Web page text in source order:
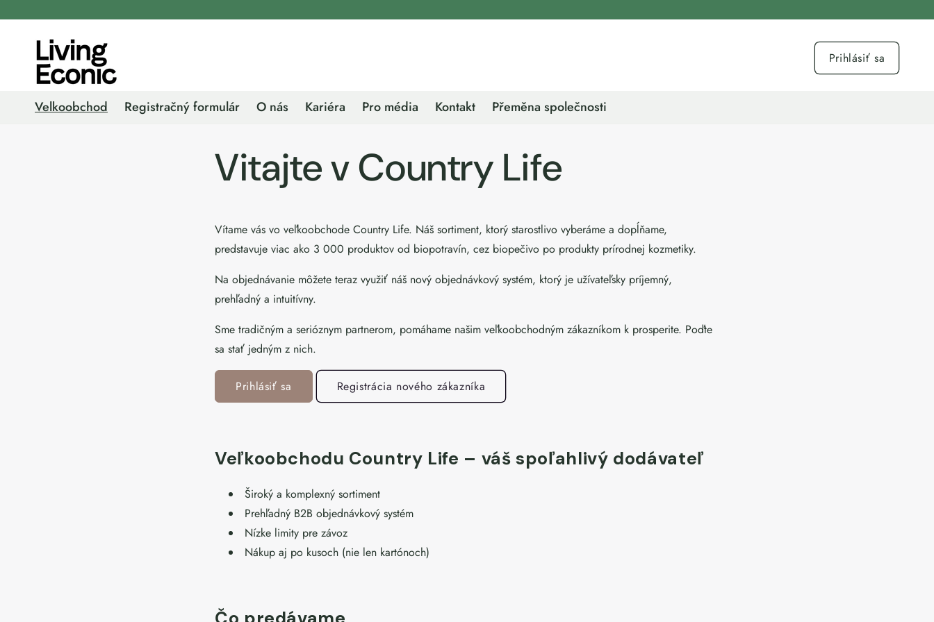
Velkoobchod Registračný formulár O nás Kariéra Pro média Kontakt Přeměna společnosti
Prihlásiť sa
Vitajte v Country Life
Vítame vás vo veľkoobchode Country Life. Náš sortiment, ktorý starostlivo vyberáme a dopĺňame,
predstavuje viac ako 3 000 produktov od biopotravín, cez biopečivo po produkty prírodnej kozmetiky.
Na objednávanie môžete teraz využiť náš nový objednávkový systém, ktorý je užívateľsky príjemný,
prehľadný a intuitívny.
Sme tradičným a serióznym partnerom, pomáhame našim veľkoobchodným zákazníkom k prosperite. Poďte
sa stať jedným z nich.
Prihlásiť sa Registrácia nového zákazníka
Veľkoobchodu Country Life – váš spoľahlivý dodávateľ
Široký a komplexný sortiment
Prehľadný B2B objednávkový systém
Nízke limity pre závoz
Nákup aj po kusoch (nie len kartónoch)